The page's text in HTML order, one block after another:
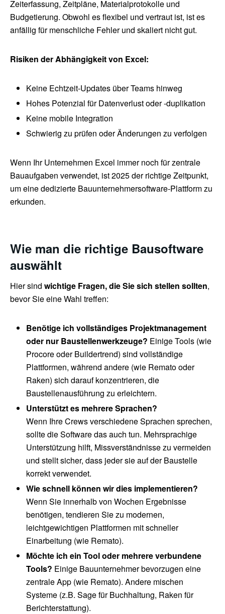
Zeiterfassung, Zeitpläne, Materialprotokolle und
Budgetierung. Obwohl es flexibel und vertraut ist, ist es
anfällig für menschliche Fehler und skaliert nicht gut.
Risiken der Abhängigkeit von Excel:
Keine Echtzeit-Updates über Teams hinweg
Hohes Potenzial für Datenverlust oder -duplikation
Keine mobile Integration
Schwierig zu prüfen oder Änderungen zu verfolgen
Wenn Ihr Unternehmen Excel immer noch für zentrale
Bauaufgaben verwendet, ist 2025 der richtige Zeitpunkt,
um eine dedizierte Bauunternehmersoftware-Plattform zu
erkunden.
Wie man die richtige Bausoftware
auswählt
Hier sind wichtige Fragen, die Sie sich stellen sollten,
bevor Sie eine Wahl treffen:
Benötige ich vollständiges Projektmanagement
oder nur Baustellenwerkzeuge? Einige Tools (wie
Procore oder Buildertrend) sind vollständige
Plattformen, während andere (wie Remato oder
Raken) sich darauf konzentrieren, die
Baustellenausführung zu erleichtern.
Unterstützt es mehrere Sprachen?
Wenn Ihre Crews verschiedene Sprachen sprechen,
sollte die Software das auch tun. Mehrsprachige
Unterstützung hilft, Missverständnisse zu vermeiden
und stellt sicher, dass jeder sie auf der Baustelle
korrekt verwendet.
Wie schnell können wir dies implementieren?
Wenn Sie innerhalb von Wochen Ergebnisse
benötigen, tendieren Sie zu modernen,
leichtgewichtigen Plattformen mit schneller
Einarbeitung (wie Remato).
Möchte ich ein Tool oder mehrere verbundene
Tools? Einige Bauunternehmer bevorzugen eine
zentrale App (wie Remato). Andere mischen
Systeme (z.B. Sage für Buchhaltung, Raken für
Berichterstattung).